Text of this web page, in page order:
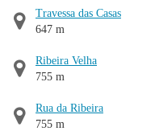
Travessa das Casas
647 m
Ribeira Velha
755 m
Rua da Ribeira
755 m